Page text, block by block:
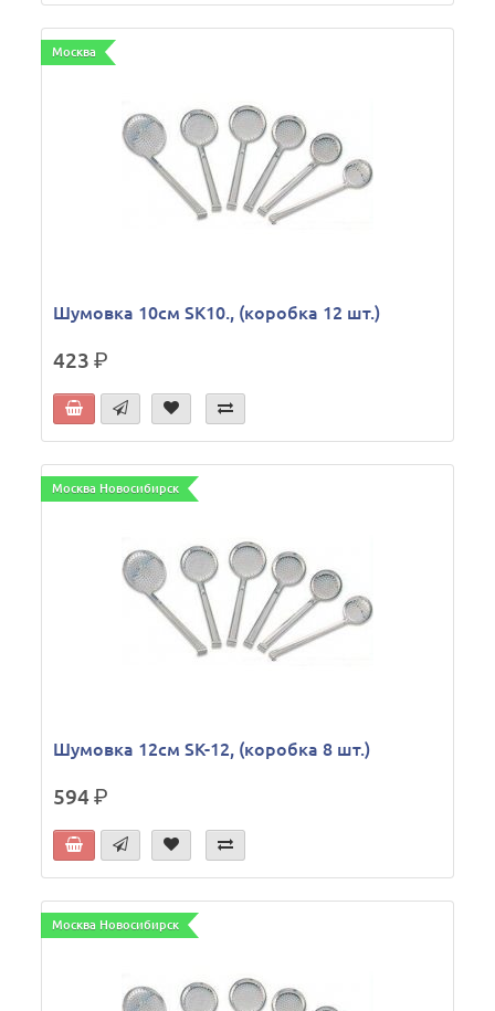
Москва
Шумовка 10см SK10., (коробка 12 шт.)
423р.
Москва Новосибирск
Шумовка 12см SK-12, (коробка 8 шт.)
594р.
Москва Новосибирск